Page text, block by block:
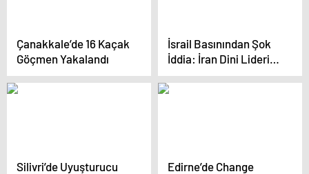
Çanakkale’de 16 Kaçak
Göçmen Yakalandı
İsrail Basınından Şok
İddia: İran Dini Lideri
Hamaney Komada!
Silivri’de Uyuşturucu
Edirne’de Change